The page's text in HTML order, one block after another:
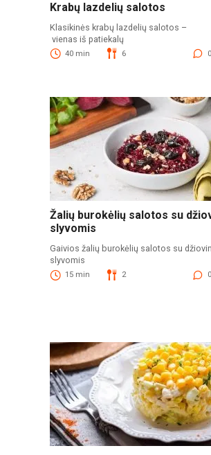
Krabų lazdelių salotos
Klasikinės krabų lazdelių salotos –
vienas iš patiekalų
40 min 6 0
Žalių burokėlių salotos su
slyvomis
Gaivios žalių burokėlių salotos su
slyvomis
15 min 2 0